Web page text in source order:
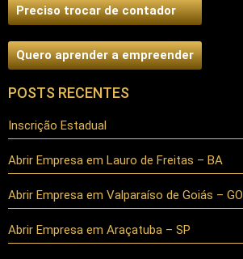
Preciso trocar de contador
Quero aprender a empreender
POSTS RECENTES
Inscrição Estadual
Abrir Empresa em Lauro de Freitas – BA
Abrir Empresa em Valparaíso de Goiás – GO
Abrir Empresa em Araçatuba – SP